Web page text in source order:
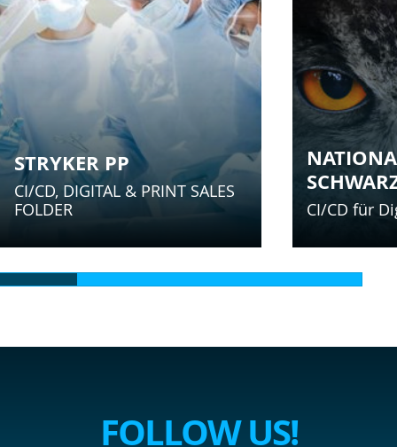
STRYKER PP
CI/CD, DIGITAL & PRINT SALES
FOLDER
CI/CD für
FOLLOW US!